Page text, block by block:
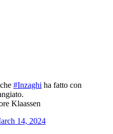
#Inzaghi ha fatto con
Klaassen
14, 2024